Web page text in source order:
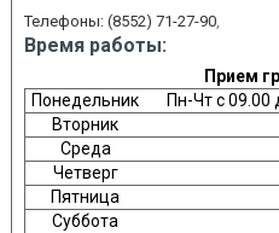
Телефоны: (8552) 71-27-90,
Время работы:
Прием
Понедельник
Пн-Чт с 09.00
Вторник
Среда
Четверг
Пятница
Суббота